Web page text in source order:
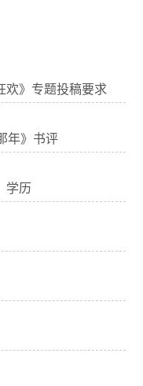
欢》专题投稿要求
年》书评
学历